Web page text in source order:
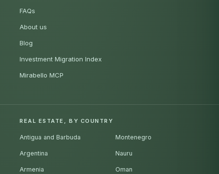
FAQs
About us
Blog
Investment Migration Index
Mirabello MCP
REAL ESTATE, BY COUNTRY
Antigua and Barbuda
Argentina
Armenia
Montenegro
Nauru
Oman